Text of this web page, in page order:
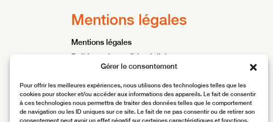
Gérer le consentement
Pour offrir les meilleures expériences, nous utilisons des technologies telles que les
cookies pour stocker et/ou accéder aux informations des appareils. Le fait de consentir
à ces technologies nous permettra de traiter des données telles que le comportement
de navigation ou les ID uniques sur ce site. Le fait de ne pas consentir ou de retirer son
consentement peut avoir un effet négatif sur certaines caractéristiques et fonctions.
Mentions légales
Mentions légales
Politique de confidentialité
Conditions générales d’utilisation